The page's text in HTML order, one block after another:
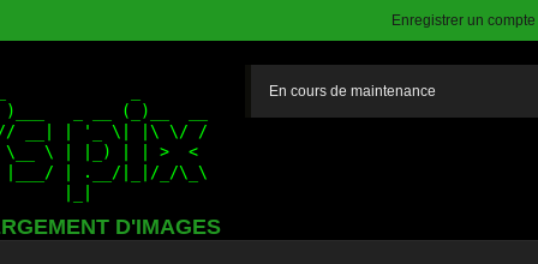
Enregistrer un
D'IMAGES
En cours de maintenance